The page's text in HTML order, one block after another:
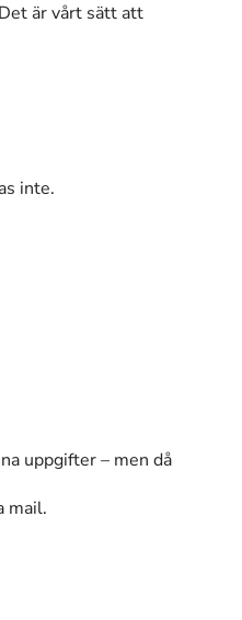
är vårt sätt att
inte.
uppgifter – men då
mail.